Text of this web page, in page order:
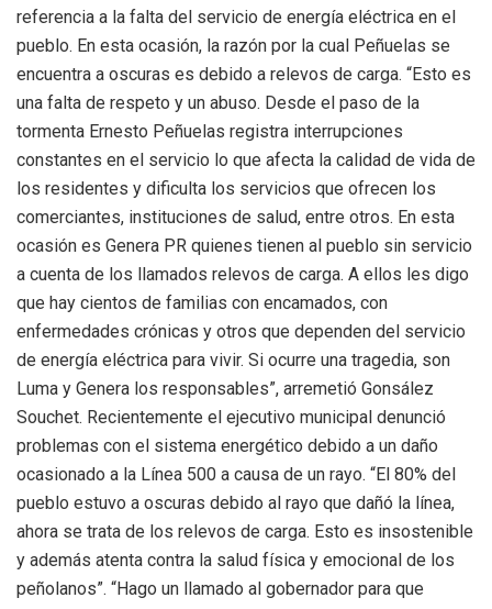
referencia a la falta del servicio de energía eléctrica en el
pueblo. En esta ocasión, la razón por la cual Peñuelas se
encuentra a oscuras es debido a relevos de carga. “Esto es
una falta de respeto y un abuso. Desde el paso de la
tormenta Ernesto Peñuelas registra interrupciones
constantes en el servicio lo que afecta la calidad de vida de
los residentes y dificulta los servicios que ofrecen los
comerciantes, instituciones de salud, entre otros. En esta
ocasión es Genera PR quienes tienen al pueblo sin servicio
a cuenta de los llamados relevos de carga. A ellos les digo
que hay cientos de familias con encamados, con
enfermedades crónicas y otros que dependen del servicio
de energía eléctrica para vivir. Si ocurre una tragedia, son
Luma y Genera los responsables”, arremetió Gonsález
Souchet. Recientemente el ejecutivo municipal denunció
problemas con el sistema energético debido a un daño
ocasionado a la Línea 500 a causa de un rayo. “El 80% del
pueblo estuvo a oscuras debido al rayo que dañó la línea,
ahora se trata de los relevos de carga. Esto es insostenible
y además atenta contra la salud física y emocional de los
peñolanos”. “Hago un llamado al gobernador para que